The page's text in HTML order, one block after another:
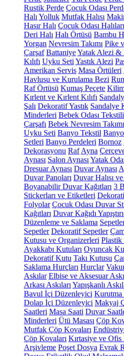
Rustik Perde Çocuk Odası
Halı Yolluk Mutfak Halısı
Hasır Halı Çocuk Odası Halıları
Deri Halı Halı Örtüsü Bambu
Yorgan Nevresim Takımı Pike
Çarşaf BattaniyeYatak Alezi &
Kılıfı Uyku Seti Yastık Alezi
Amerikan Servis Masa Örtüleri
Havlusu ve Kurulama Bezi
Raf Örtüsü Kumaş Peçete
Kırlent ve Kırlent Kılıfı
Şalı Dekoratif Yastık Sandalye
Minderleri Bebek Odası Tekstili
Çarşafı Bebek Nevresim Takımı
Uyku Seti Banyo Tekstil Banyo
Setleri Banyo Perdeleri Bornoz
Dekorasyonu Raf Ayna
Aynası Salon Aynası Yatak
Dresuar Aynası Duvar Aynası
Duvar Panoları Duvar Halısı
Boyanabilir Duvar Kağıtları 3
Stickerları ve Etiketleri
Folyolar Çocuk Odası Duvar
Kağıtları Duvar Kağıdı
Düzenleme ve Saklama
Sepetler Dekoratif Sepetler
Kutusu ve Organizerleri
Ayakkabı Kutuları Oyuncak
Dekoratif Kutu Takı Kutusu
Saklama Hurçları Hurçlar
Askılar Elbise ve Aksesuar
Arkası Askıları Yapışkanlı
Bavul İçi Düzenleyici Kurutma
Dolap İçi Düzenleyici Makyaj
Saatleri Masa Saati Duvar
Minderleri Ütü Masası Çöp
Mutfak Çöp Kovaları
Çöp Kovaları Kırtasiye ve Ofis
Arşivleme Poşet Dosya Evrak